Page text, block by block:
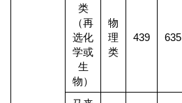
类
（再
选化
学或
生
物）
物
理
类
439 635